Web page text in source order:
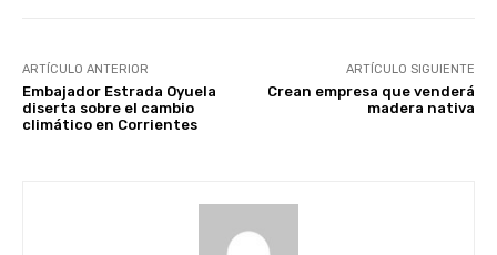
ARTÍCULO ANTERIOR
Embajador Estrada Oyuela
diserta sobre el cambio
climático en Corrientes
ARTÍCULO SIGUIENTE
Crean empresa que venderá
madera nativa